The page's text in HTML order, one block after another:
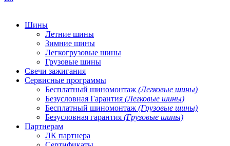
Шины
Летние шины
Зимние шины
Легкогрузовые шины
Грузовые шины
Свечи зажигания
Сервисные программы
Бесплатный шиномонтаж (Легковые шины)
Безусловная Гарантия (Легковые шины)
Бесплатный шиномонтаж (Грузовые шины)
Безусловная гарантия (Грузовые шины)
Партнерам
ЛК партнера